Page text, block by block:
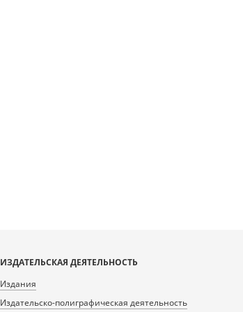
ИЗДАТЕЛЬСКАЯ ДЕЯТЕЛЬНОСТЬ
Издания
Издательско-полиграфическая деятельность